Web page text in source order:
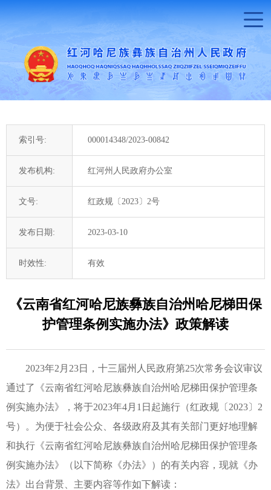
索引号: 000014348/2023-00842
发布机构: 红河州人民政府办公室
文号: 红政规〔2023〕2号
发布日期: 2023-03-10
时效性: 有效
《云南省红河哈尼族彝族自治州哈尼梯田保
护管理条例实施办法》政策解读
2023年2月23日，十三届州人民政府第25次常务会议审议
通过了《云南省红河哈尼族彝族自治州哈尼梯田保护管理条
例实施办法》，将于2023年4月1日起施行（红政规〔2023〕2
号）。为便于社会公众、各级政府及其有关部门更好地理解
和执行《云南省红河哈尼族彝族自治州哈尼梯田保护管理条
例实施办法》（以下简称《办法》）的有关内容，现就《办
法》出台背景、主要内容等作如下解读：